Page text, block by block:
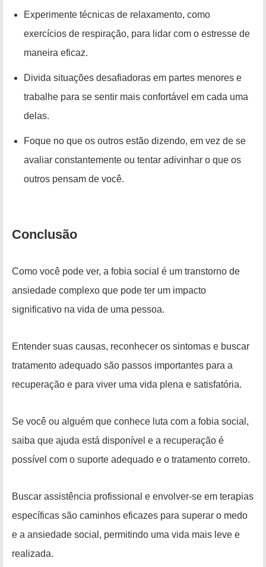
Experimente técnicas de relaxamento, como
exercícios de respiração, para lidar com o estresse de
maneira eficaz.
Divida situações desafiadoras em partes menores e
trabalhe para se sentir mais confortável em cada uma
delas.
Foque no que os outros estão dizendo, em vez de se
avaliar constantemente ou tentar adivinhar o que os
outros pensam de você.
Conclusão
Como você pode ver, a fobia social é um transtorno de
ansiedade complexo que pode ter um impacto
significativo na vida de uma pessoa.
Entender suas causas, reconhecer os sintomas e buscar
tratamento adequado são passos importantes para a
recuperação e para viver uma vida plena e satisfatória.
Se você ou alguém que conhece luta com a fobia social,
saiba que ajuda está disponível e a recuperação é
possível com o suporte adequado e o tratamento correto.
Buscar assistência profissional e envolver-se em terapias
específicas são caminhos eficazes para superar o medo
e a ansiedade social, permitindo uma vida mais leve e
realizada.